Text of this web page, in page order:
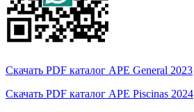
Скачать PDF каталог APE General 2023
Скачать PDF каталог APE Piscinas 2024